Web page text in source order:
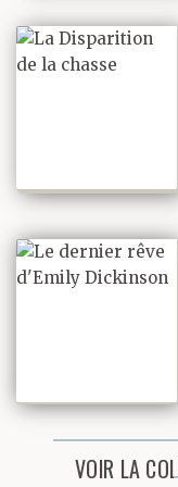
même
les
autre
parfois
VOIR LA